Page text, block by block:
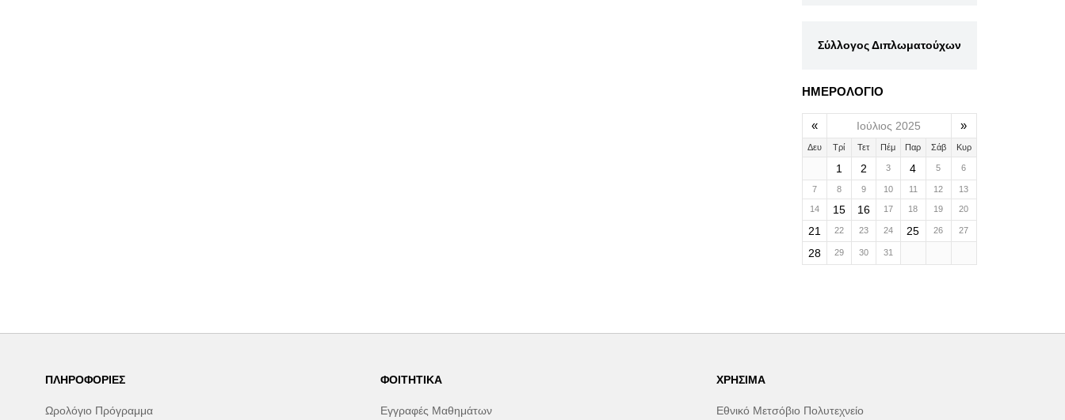
Σύλλογος Διπλωματούχων
ΗΜΕΡΟΛΟΓΙΟ
« Ιούλιος 2025 »
Δευ Τρί Τετ Πέμ Παρ Σάβ Κυρ
1 2 3 4 5 6
7 8 9 10 11 12 13
14 15 16 17 18 19 20
21 22 23 24 25 26 27
28 29 30 31
ΠΛΗΡΟΦΟΡΊΕΣ
Ωρολόγιο Πρόγραμμα
ΦΟΙΤΗΤΙΚΆ
Εγγραφές Μαθημάτων
ΧΡΉΣΙΜΑ
Εθνικό Μετσόβιο Πολυτεχνείο